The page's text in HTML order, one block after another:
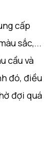
cấp
sắc,...
cầu và
đó, điều
đợi quá